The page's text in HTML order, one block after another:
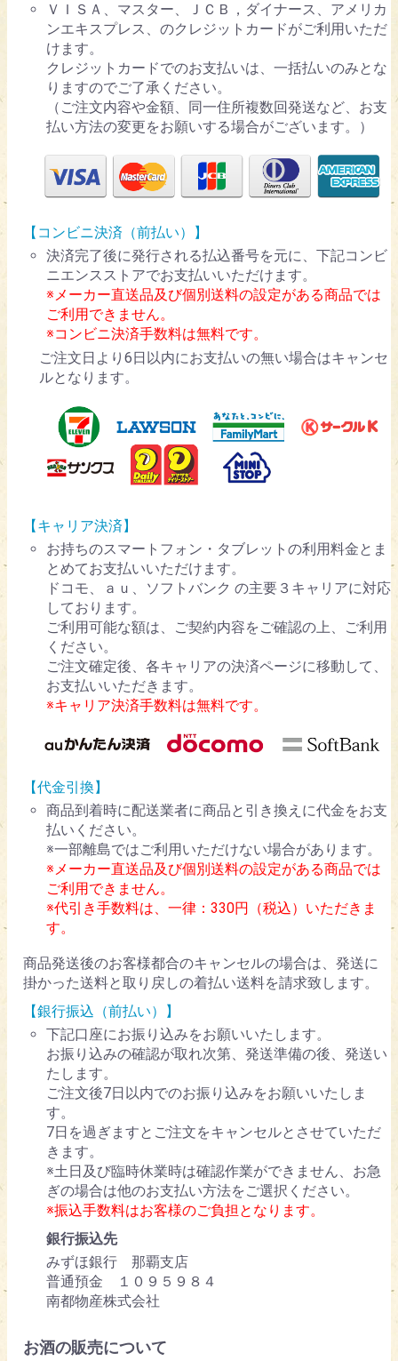
ＶＩＳＡ、マスター、ＪＣＢ，ダイナース、アメリカ
ンエキスプレス、のクレジットカードがご利用いただ
けます。
クレジットカードでのお支払いは、一括払いのみとな
りますのでご了承ください。
（ご注文内容や金額、同一住所複数回発送など、お支
払い方法の変更をお願いする場合がございます。）
【コンビニ決済（前払い）】
決済完了後に発行される払込番号を元に、下記コンビ
ニエンスストアでお支払いいただけます。
※メーカー直送品及び個別送料の設定がある商品では
ご利用できません。
※コンビニ決済手数料は無料です。
ご注文日より6日以内にお支払いの無い場合はキャンセ
ルとなります。
【キャリア決済】
お持ちのスマートフォン・タブレットの利用料金とま
とめてお支払いいただけます。
ドコモ、ａｕ、ソフトバンク の主要３キャリアに対応
しております。
ご利用可能な額は、ご契約内容をご確認の上、ご利用
ください。
ご注文確定後、各キャリアの決済ページに移動して、
お支払いいただきます。
※キャリア決済手数料は無料です。
【代金引換】
商品到着時に配送業者に商品と引き換えに代金をお支
払いください。
※一部離島ではご利用いただけない場合があります。
※メーカー直送品及び個別送料の設定がある商品では
ご利用できません。
※代引き手数料は、一律：330円（税込）いただきま
す。
商品発送後のお客様都合のキャンセルの場合は、発送に
掛かった送料と取り戻しの着払い送料を請求致します。
【銀行振込（前払い）】
下記口座にお振り込みをお願いいたします。
お振り込みの確認が取れ次第、発送準備の後、発送い
たします。
ご注文後7日以内でのお振り込みをお願いいたしま
す。
7日を過ぎますとご注文をキャンセルとさせていただ
きます。
※土日及び臨時休業時は確認作業ができません、お急
ぎの場合は他のお支払い方法をご選択ください。
※振込手数料はお客様のご負担となります。
銀行振込先
みずほ銀行 那覇支店
普通預金 １０９５９８４
南都物産株式会社
お酒の販売について